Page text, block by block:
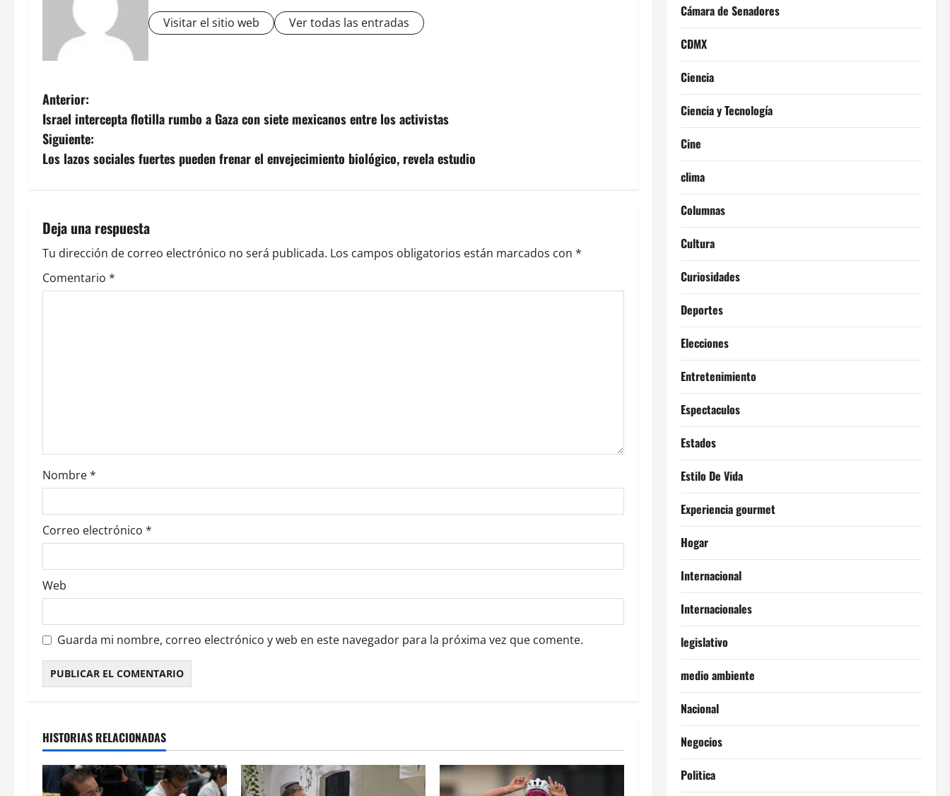
Visitar el sitio web Ver todas las entradas
N
a
v
g
a
c
e
n
t
r
a
d
a
s
Anterior:
Israel intercepta flotilla rumbo a Gaza con siete mexicanos entre los activistas
Siguiente:
Los lazos sociales fuertes pueden frenar el envejecimiento biológico, revela estudio
Deja una respuesta
Tu dirección de correo electrónico no será publicada. Los campos obligatorios están marcados con *
Comentario *
Nombre*
Correo electrónico *
Web
Guarda mi nombre, correo electrónico y web en este navegador para la próxima vez que comente.
HISTORIAS RELACIONADAS
Cámara de Senadores
CDMX
Ciencia
Ciencia y Tecnología
Cine
clima
Columnas
Cultura
Curiosidades
Deportes
Elecciones
Entretenimiento
Espectaculos
Estados
Estilo De Vida
Experiencia gourmet
Hogar
Internacional
Internacionales
legislativo
medio ambiente
Nacional
Negocios
Politica